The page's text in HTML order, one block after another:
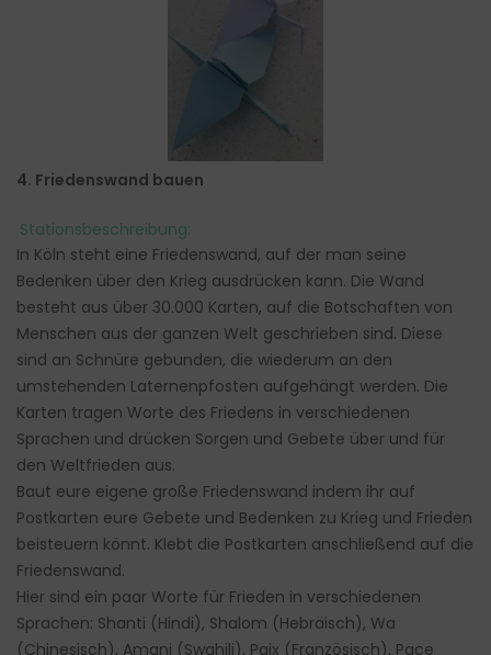
4. Friedenswand bauen
Stationsbeschreibung:
In Köln steht eine Friedenswand, auf der man seine
Bedenken über den Krieg ausdrücken kann. Die Wand
besteht aus über 30.000 Karten, auf die Botschaften von
Menschen aus der ganzen Welt geschrieben sind. Diese
sind an Schnüre gebunden, die wiederum an den
umstehenden Laternenpfosten aufgehängt werden. Die
Karten tragen Worte des Friedens in verschiedenen
Sprachen und drücken Sorgen und Gebete über und für
den Weltfrieden aus.
Baut eure eigene große Friedenswand indem ihr auf
Postkarten eure Gebete und Bedenken zu Krieg und Frieden
beisteuern könnt. Klebt die Postkarten anschließend auf die
Friedenswand.
Hier sind ein paar Worte für Frieden in verschiedenen
Sprachen: Shanti (Hindi), Shalom (Hebräisch), Wa
(Chinesisch), Amani (Swahili), Paix (Französisch), Pace